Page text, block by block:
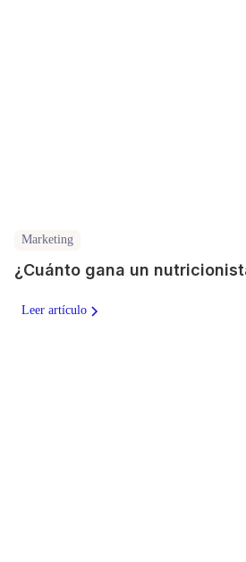
Marketing
¿Cuánto gana un
Leer artículo